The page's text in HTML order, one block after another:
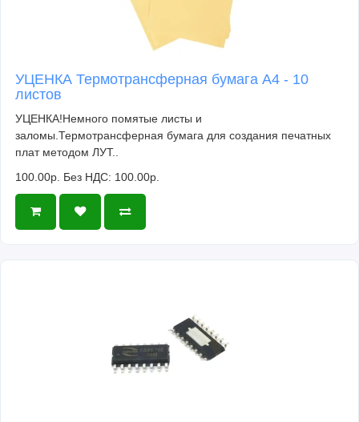
УЦЕНКА Термотрансферная бумага А4 - 10
листов
УЦЕНКА!Немного помятые листы и
заломы.Термотрансферная бумага для создания печатных
плат методом ЛУТ..
100.00р. Без НДС: 100.00р.